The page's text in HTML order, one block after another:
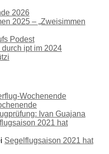
2026
2025 – „Zweisimmen
Podest
ipt im 2024
Wochenende
Ivan Guajana
2021 hat
Segelflugsaison 2021 hat